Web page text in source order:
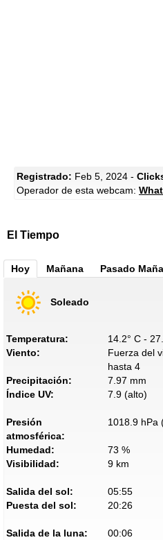
Registrado: Feb 5, 2024 -
Operador de esta webcam:
El Tiempo
Hoy Mañana Pasado
Soleado
Temperatura:
14.2° C -
Viento:
Fuerza del
hasta 4
Precipitación:
7.97 mm
Índice UV:
7.9 (alto)
Presión
atmosférica:
1018.9 hPa
Humedad:
73 %
Visibilidad:
9 km
Salida del sol:
05:55
Puesta del sol:
20:26
Salida de la luna:
00:06